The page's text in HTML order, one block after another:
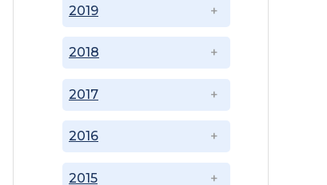
2015
2016
2017
2018
2019